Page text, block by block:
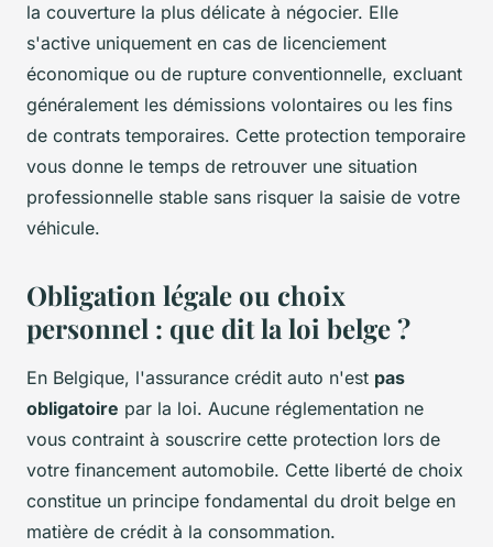
la couverture la plus délicate à négocier. Elle
s'active uniquement en cas de licenciement
économique ou de rupture conventionnelle, excluant
généralement les démissions volontaires ou les fins
de contrats temporaires. Cette protection temporaire
vous donne le temps de retrouver une situation
professionnelle stable sans risquer la saisie de votre
véhicule.
Obligation légale ou choix
personnel : que dit la loi belge ?
En Belgique, l'assurance crédit auto n'est pas
obligatoire par la loi. Aucune réglementation ne
vous contraint à souscrire cette protection lors de
votre financement automobile. Cette liberté de choix
constitue un principe fondamental du droit belge en
matière de crédit à la consommation.